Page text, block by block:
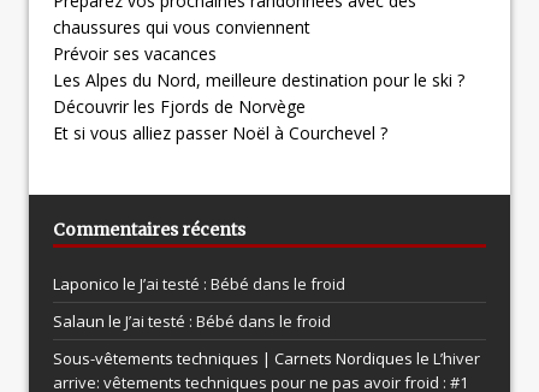
chaussures qui vous conviennent
Prévoir ses vacances
Les Alpes du Nord, meilleure destination pour le ski ?
Découvrir les Fjords de Norvège
Et si vous alliez passer Noël à Courchevel ?
Commentaires récents
Laponico le J’ai testé : Bébé dans le froid
Salaun le J’ai testé : Bébé dans le froid
Sous-vêtements techniques | Carnets Nordiques le L’hiver
arrive: vêtements techniques pour ne pas avoir froid : #1